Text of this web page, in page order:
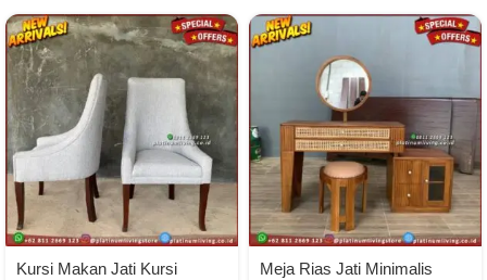
Kursi Makan Jati Kursi
Meja Rias Jati Minimalis